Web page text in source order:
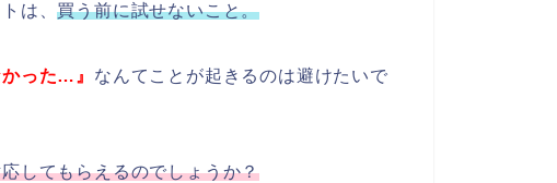
は、買う前に試せないこと。
った…』 なんてことが起きるのは避けたいで
してもらえるのでしょうか？